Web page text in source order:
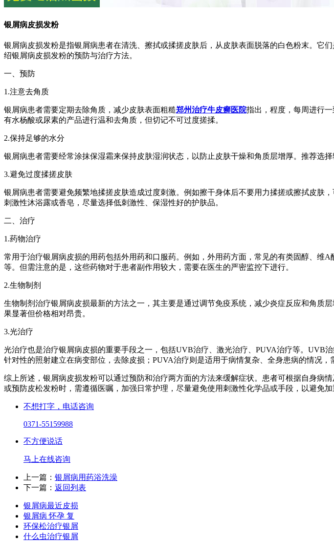
银屑病皮损发粉
银屑病皮损发粉是指银屑病患者在清洗、擦拭或揉搓皮肤后，从皮肤表面脱落的白色粉末。它
绍银屑病皮损发粉的预防与治疗方法。
一、预防
1.注意去角质
银屑病患者需要定期去除角质，减少皮肤表面粗糙郑州治疗牛皮癣医院指出，程度，每周进行
有水杨酸或尿素的产品进行温和去角质，但切记不可过度搓揉。
2.保持足够的水分
银屑病患者需要经常涂抹保湿霜来保持皮肤湿润状态，以防止皮肤干燥和角质层增厚。推荐选
3.避免过度揉搓皮肤
银屑病患者需要避免频繁地揉搓皮肤造成过度刺激。例如擦干身体后不要用力揉搓或擦拭皮肤
刺激性沐浴露或香皂，尽量选择低刺激性、保湿性好的护肤品。
二、治疗
1.药物治疗
常用于治疗银屑病皮损的用药包括外用药和口服药。例如，外用药方面，常见的有类固醇、维
等。但需注意的是，这些药物对于患者副作用较大，需要在医生的严密监控下进行。
2.生物制剂
生物制剂治疗银屑病皮损最新的方法之一，其主要是通过调节免疫系统，减少炎症反应和角质
果显著但价格相对昂贵。
3.光治疗
光治疗也是治疗银屑病皮损的重要手段之一，包括UVB治疗、激光治疗、PUVA治疗等。UVB
针对性的照射建立在病变部位，去除皮损；PUVA治疗则是适用于病情复杂、全身患病的情况，
综上所述，银屑病皮损发粉可以通过预防和治疗两方面的方法来缓解症状。患者可根据自身病
或预防皮松发粉时，需遵循医嘱，加强日常护理，尽量避免使用刺激性化学品或手段，以避免加
不想打字，电话咨询
0371-55159988
不方便说话
马上在线咨询
上一篇： 银屑病用药浴洗澡
下一篇： 返回列表
银屑病最近皮损
银屑病 怀孕 复
环保松治疗银屑
什么虫治疗银屑